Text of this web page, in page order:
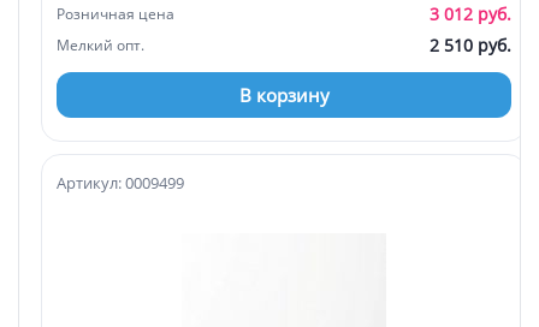
Розничная цена 3 012 руб.
Мелкий опт. 2 510 руб.
В корзину
Артикул: 0009499